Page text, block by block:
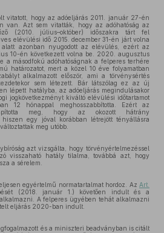
vitatott, hogy az adóeljárás 2011. január 27-én
van. Azt sem vitatták, hogy az adóhatóság az
(2010. július–október) időszakra tárt fel
elévülési idő 2015. december 31-én járt volna
azonban nyugodott az elévülés, ezért az
10-én következett volna be. 2020. augusztus
a másodfokú adóhatóságnak a felperes terhére
határozatot, mert a közel 10 éve folyamatban
alkalmazott először, ami a törvénysértés
sem létezett. Bár látszólag ez az új
lépett hatályba, az adóeljárás megindulásakor
jogkövetkezményt kiváltó elévülési időtartamot
12 hónappal meghosszabbította. Ezért az
meg, hogy az okozott hátrány
hiszen egy jóval korábban létrejött tényállásra
meg utóbb.
azt vizsgálta, hogy törvényértelmezéssel
visszaható hatály tilalma, továbbá azt, hogy
a sérelem.
egyértelmű normatartalmat hordoz. Az Art.
(2018. január 1.) követően indult és a
A felperes ügyében tehát alkalmazni
eljárás 2020-ban indult.
és a miniszteri beadványban is citált